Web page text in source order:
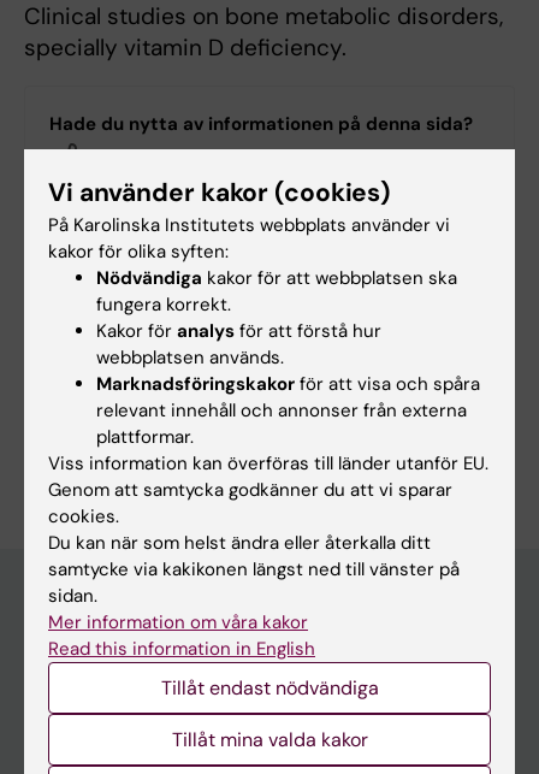
Clinical studies on bone metabolic disorders,
specially vitamin D deficiency.
Hade du nytta av informationen på denna sida?
Yes
No
Redaktör:
Chatrin Lindahl
Sidan uppdaterad:
2026-08-07
Huvudmeny
Forskarutbildning
Forskning
Vi använder kakor (cookies)
På Karolinska Institutets webbplats använder vi
kakor för olika syften:
Nödvändiga kakor för att webbplatsen ska
fungera korrekt.
Kakor för analys för att förstå hur
webbplatsen används.
Marknadsföringskakor för att visa och spåra
relevant innehåll och annonser från externa
plattformar.
Viss information kan överföras till länder utanför EU.
Genom att samtycka godkänner du att vi sparar
cookies.
Du kan när som helst ändra eller återkalla ditt
samtycke via kakikonen längst ned till vänster på
sidan.
Mer information om våra kakor
Read this information in English
Tillåt endast nödvändiga
Tillåt mina valda kakor